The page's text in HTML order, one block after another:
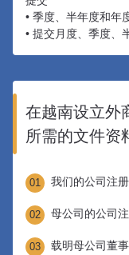
• 季度、半年度和年
• 提交月度、季度、
在越南设立外
所需的文件资
01 我们的公司注
02 母公司的公司注
03
载明母公司董